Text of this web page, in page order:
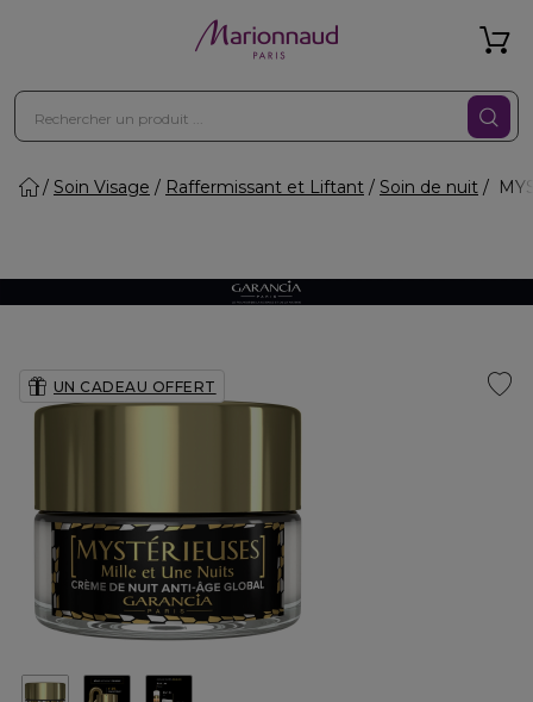
Soin Visage Raffermissant et Liftant Soin de nuit
UN CADEAU OFFERT